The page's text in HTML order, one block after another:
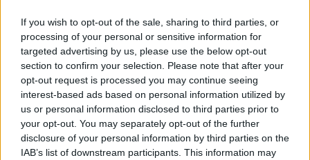
If you wish to opt-out of the sale, sharing to third parties, or
processing of your personal or sensitive information for
targeted advertising by us, please use the below opt-out
section to confirm your selection. Please note that after your
opt-out request is processed you may continue seeing
interest-based ads based on personal information utilized by
us or personal information disclosed to third parties prior to
your opt-out. You may separately opt-out of the further
disclosure of your personal information by third parties on the
IAB’s list of downstream participants. This information may
στην Ελλάδα για αναζωογονητικές βουτιές
Tiktoker πέθανε από καρκίνο στα 26 της - Η Αλίσα
Μιλάνο έγραψε στο προφίλ της
πριν 30 λεπτά
Ο τυφώνας Dolphin σαρώνει την Ιαπωνία: Ακυρώσεις
πτήσεων, τραυματίες και πάνω από 50.000 κτίρια χωρίς
ρεύμα
πριν 36 λεπτά